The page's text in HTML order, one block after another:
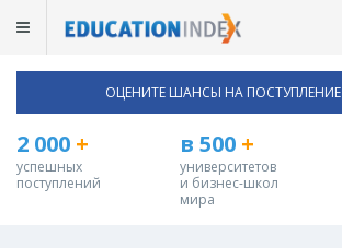
ОЦЕНИТЕ ШАНСЫ НА ПОСТУПЛЕНИЕ
2 000 +
успешных
поступлений
в 500 +
университетов
и бизнес-школ
мира